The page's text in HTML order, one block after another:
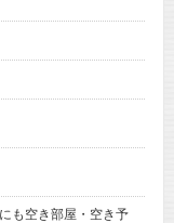
も空き部屋・空き予